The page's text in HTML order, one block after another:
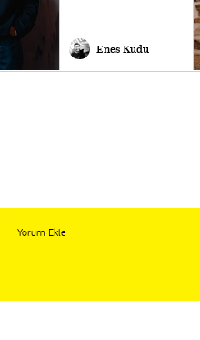
Enes Kudu